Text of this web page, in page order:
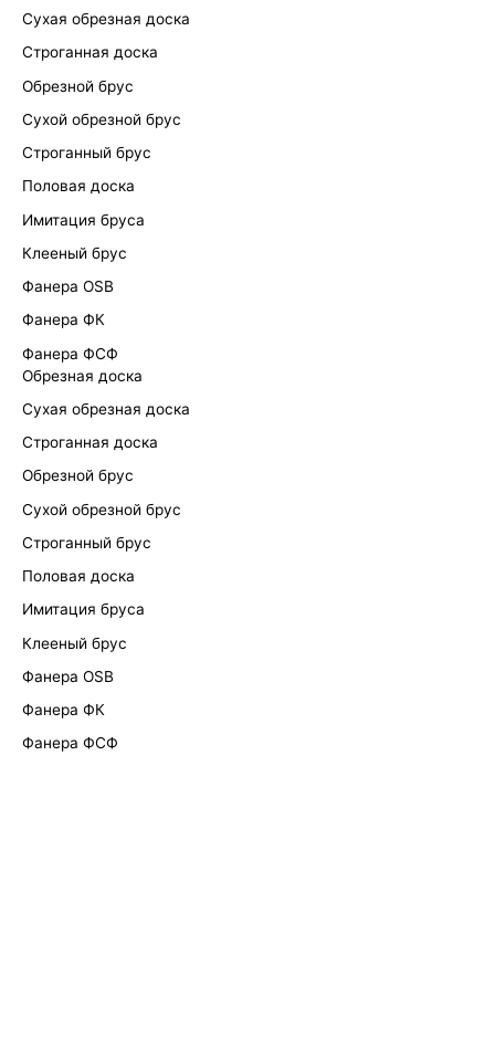
Сухая обрезная доска
Строганная доска
Обрезной брус
Сухой обрезной брус
Строганный брус
Половая доска
Имитация бруса
Клееный брус
Фанера OSB
Фанера ФК
Фанера ФСФ
Обрезная доска
Сухая обрезная доска
Строганная доска
Обрезной брус
Сухой обрезной брус
Строганный брус
Половая доска
Имитация бруса
Клееный брус
Фанера OSB
Фанера ФК
Фанера ФСФ